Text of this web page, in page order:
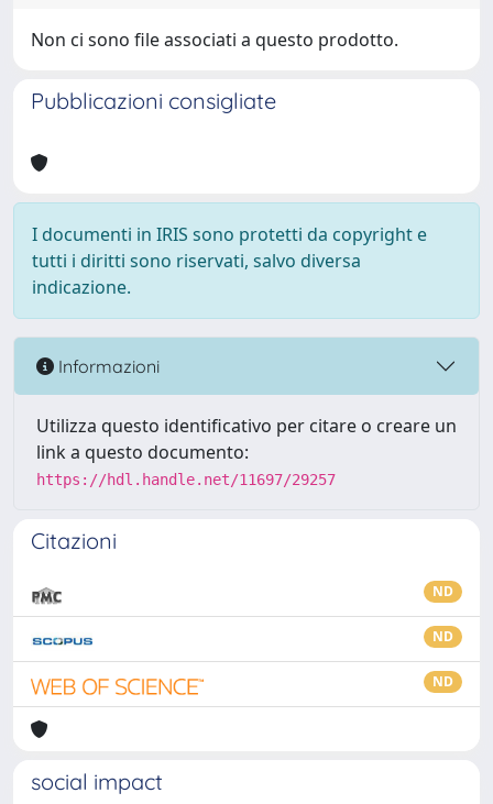
Non ci sono file associati a questo prodotto.
Pubblicazioni consigliate
I documenti in IRIS sono protetti da copyright e
tutti i diritti sono riservati, salvo diversa
indicazione.
Informazioni
Utilizza questo identificativo per citare o creare un
link a questo documento:
https://hdl.handle.net/11697/29257
Citazioni
ND
ND
ND
social impact